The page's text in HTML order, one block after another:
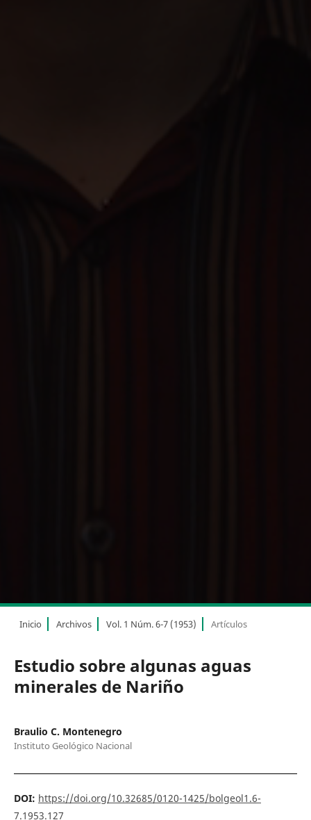
Inicio Archivos Vol. 1 Núm. 6-7 (1953) Artículos
Estudio sobre algunas aguas
minerales de Nariño
Braulio C. Montenegro
Instituto Geológico Nacional
DOI: https://doi.org/10.32685/0120-1425/bolgeol1.6-
7.1953.127